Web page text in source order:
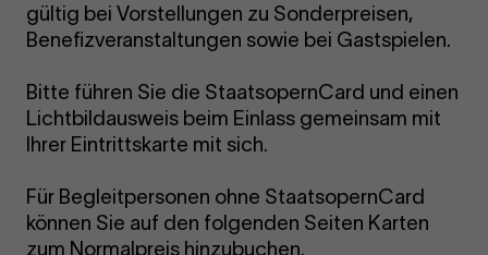
gültig bei Vorstellungen zu Sonderpreisen,
Benefizveranstaltungen sowie bei Gastspielen.
Bitte führen Sie die StaatsopernCard und einen
Lichtbildausweis beim Einlass gemeinsam mit
Ihrer Eintrittskarte mit sich.
Für Begleitpersonen ohne StaatsopernCard
können Sie auf den folgenden Seiten Karten
zum Normalpreis hinzubuchen.